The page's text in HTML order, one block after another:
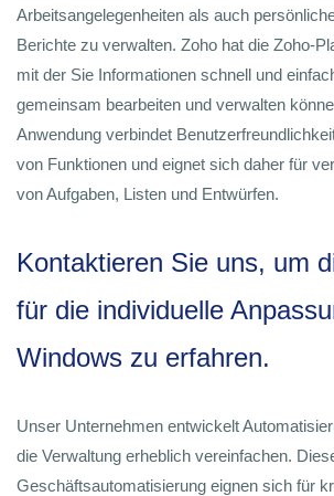
Arbeitsangelegenheiten als auch
Berichte zu verwalten. Zoho hat die Zoho-
mit der Sie Informationen schnell und
gemeinsam bearbeiten und verwalten
Anwendung verbindet
von Funktionen und eignet sich daher für
von Aufgaben, Listen und Entwürfen.
Kontaktieren Sie uns, um
für die individuelle
Windows zu erfahren.
Unser Unternehmen entwickelt
die Verwaltung erheblich vereinfachen.
Geschäftsautomatisierung eignen sich für